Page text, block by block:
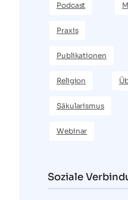
Podcast
Praxis
Publikationen
Religion
Säkularismus
Webinar
Soziale